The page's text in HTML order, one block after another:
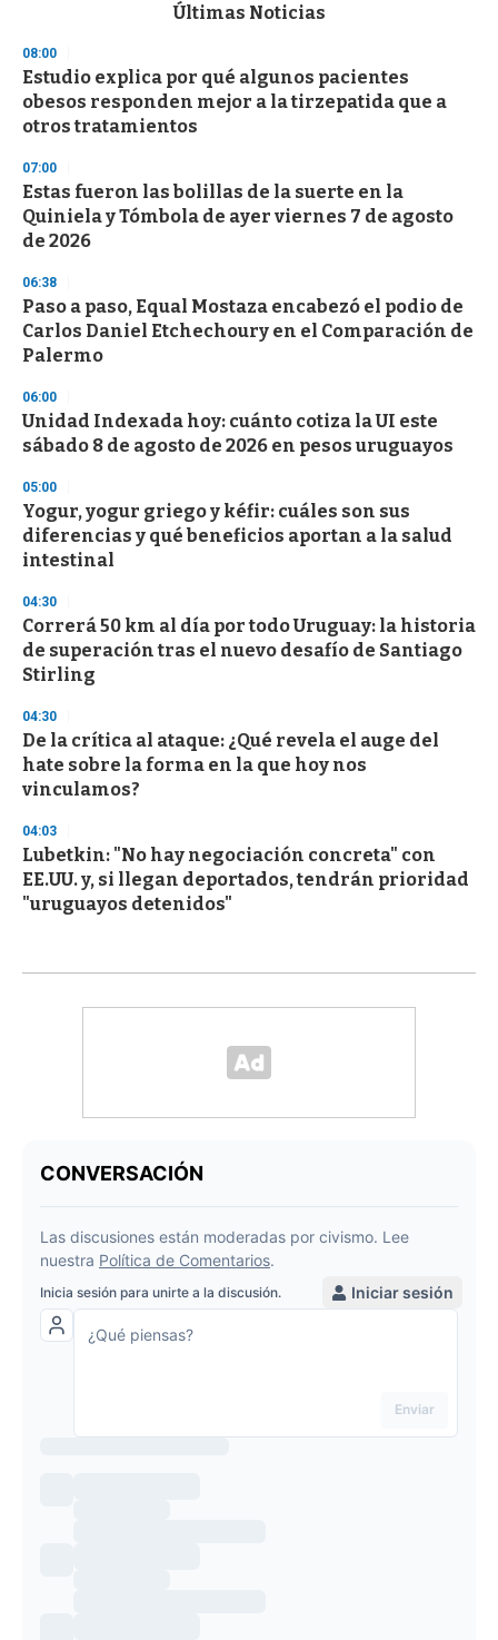
d
s
o
f
3
s
e
c
o
n
Últimas Noticias
08:00
Estudio explica por qué algunos pacientes
obesos responden mejor a la tirzepatida que a
otros tratamientos
07:00
Estas fueron las bolillas de la suerte en la
Quiniela y Tómbola de ayer viernes 7 de agosto
de 2026
06:38
Paso a paso, Equal Mostaza encabezó el podio de
Carlos Daniel Etchechoury en el Comparación de
Palermo
06:00
Unidad Indexada hoy: cuánto cotiza la UI este
sábado 8 de agosto de 2026 en pesos uruguayos
05:00
Yogur, yogur griego y kéfir: cuáles son sus
diferencias y qué beneficios aportan a la salud
intestinal
04:30
Correrá 50 km al día por todo Uruguay: la historia
de superación tras el nuevo desafío de Santiago
Stirling
04:30
De la crítica al ataque: ¿Qué revela el auge del
hate sobre la forma en la que hoy nos
vinculamos?
04:03
Lubetkin: "No hay negociación concreta" con
EE.UU. y, si llegan deportados, tendrán prioridad
"uruguayos detenidos"